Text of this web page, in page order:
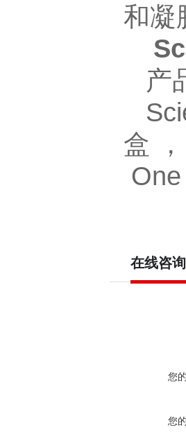
和凝
产
盒
在线咨询
您
您